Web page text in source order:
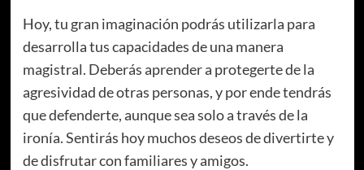
Hoy, tu gran imaginación podrás utilizarla para
desarrolla tus capacidades de una manera
magistral. Deberás aprender a protegerte de la
agresividad de otras personas, y por ende tendrás
que defenderte, aunque sea solo a través de la
ironía. Sentirás hoy muchos deseos de divertirte y
de disfrutar con familiares y amigos.